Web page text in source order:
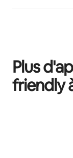
Plus
friendly